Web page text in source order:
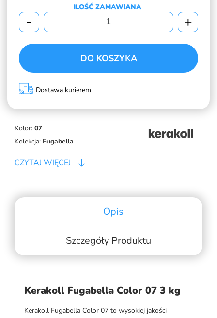
Kolor: 07
Kolekcja: Fugabella
CZYTAJ WIĘCEJ
ILOŚĆ ZAMAWIANA
- +
DO KOSZYKA
Dostawa kurierem
Opis
Szczegóły Produktu
Kerakoll Fugabella Color 07 3 kg
Kerakoll Fugabella Color 07 to wysokiej jakości